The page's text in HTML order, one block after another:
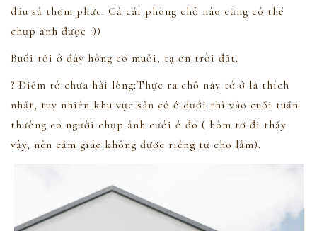
dầu sả thơm phức. Cả cái phòng chỗ nào cũng có thể
chụp ảnh được :))
Buổi tối ở đây hông có muỗi, tạ ơn trời đất.
? Điểm tớ chưa hài lòng:Thực ra chỗ này tớ ở là thích
nhất, tuy nhiên khu vực sân cỏ ở dưới thì vào cuối tuần
thường có người chụp ảnh cưới ở đó ( hôm tớ đi thấy
vậy, nên cảm giác không được riêng tư cho lắm).